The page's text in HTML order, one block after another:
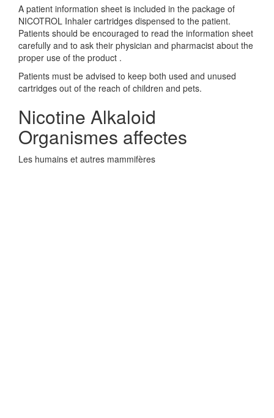
A patient information sheet is included in the package of
NICOTROL Inhaler cartridges dispensed to the patient.
Patients should be encouraged to read the information sheet
carefully and to ask their physician and pharmacist about the
proper use of the product .
Patients must be advised to keep both used and unused
cartridges out of the reach of children and pets.
Nicotine Alkaloid
Organismes affectes
Les humains et autres mammifères